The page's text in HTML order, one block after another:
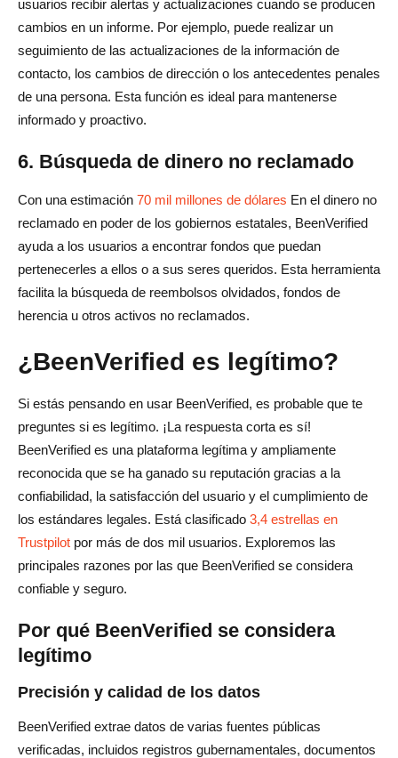
usuarios recibir alertas y actualizaciones cuando se producen
cambios en un informe. Por ejemplo, puede realizar un
seguimiento de las actualizaciones de la información de
contacto, los cambios de dirección o los antecedentes penales
de una persona. Esta función es ideal para mantenerse
informado y proactivo.
6. Búsqueda de dinero no reclamado
Con una estimación 70 mil millones de dólares En el dinero no
reclamado en poder de los gobiernos estatales, BeenVerified
ayuda a los usuarios a encontrar fondos que puedan
pertenecerles a ellos o a sus seres queridos. Esta herramienta
facilita la búsqueda de reembolsos olvidados, fondos de
herencia u otros activos no reclamados.
¿BeenVerified es legítimo?
Si estás pensando en usar BeenVerified, es probable que te
preguntes si es legítimo. ¡La respuesta corta es sí!
BeenVerified es una plataforma legítima y ampliamente
reconocida que se ha ganado su reputación gracias a la
confiabilidad, la satisfacción del usuario y el cumplimiento de
los estándares legales. Está clasificado 3,4 estrellas en
Trustpilot por más de dos mil usuarios. Exploremos las
principales razones por las que BeenVerified se considera
confiable y seguro.
Por qué BeenVerified se considera
legítimo
Precisión y calidad de los datos
BeenVerified extrae datos de varias fuentes públicas
verificadas, incluidos registros gubernamentales, documentos